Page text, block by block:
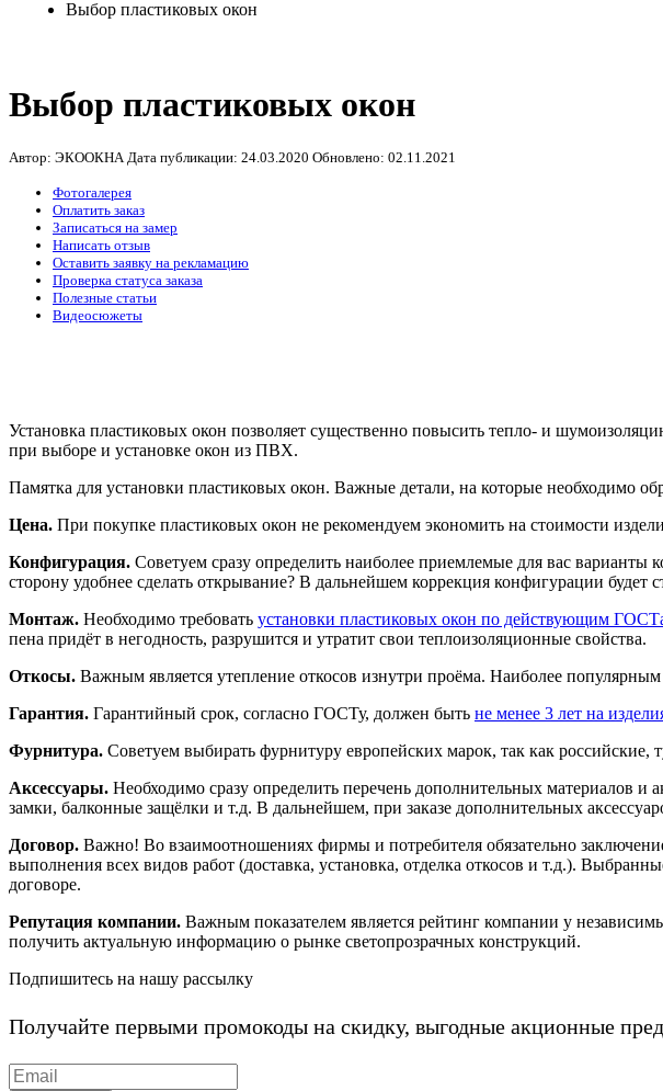
Выбор пластиковых окон
Выбор пластиковых окон
Автор: ЭКООКНА Дата публикации: 24.03.2020 Обновлено: 02.11.2021
Фотогалерея
Оплатить заказ
Записаться на замер
Написать отзыв
Оставить заявку на рекламацию
Проверка статуса заказа
Полезные статьи
Видеосюжеты
Установка пластиковых окон позволяет существенно повысить тепло- и
при выборе и установке окон из ПВХ.
Памятка для установки пластиковых окон. Важные детали, на которые необходимо
Цена. При покупке пластиковых окон не рекомендуем экономить на стоимости
Конфигурация. Советуем сразу определить наиболее приемлемые для вас
сторону удобнее сделать открывание? В дальнейшем коррекция конфигурации будет
Монтаж. Необходимо требовать установки пластиковых окон по действующим
пена придёт в негодность, разрушится и утратит свои теплоизоляционные свойства.
Откосы. Важным является утепление откосов изнутри проёма. Наиболее
Гарантия. Гарантийный срок, согласно ГОСТу, должен быть не менее 3 лет на
Фурнитура. Советуем выбирать фурнитуру европейских марок, так как
Аксессуары. Необходимо сразу определить перечень дополнительных материалов и
замки, балконные защёлки и т.д. В дальнейшем, при заказе дополнительных
Договор. Важно! Во взаимоотношениях фирмы и потребителя обязательно
выполнения всех видов работ (доставка, установка, отделка откосов и т.д.).
договоре.
Репутация компании. Важным показателем является рейтинг компании у
получить актуальную информацию о рынке светопрозрачных конструкций.
Подпишитесь на нашу рассылку
Получайте первыми промокоды на скидку, выгодные акционные